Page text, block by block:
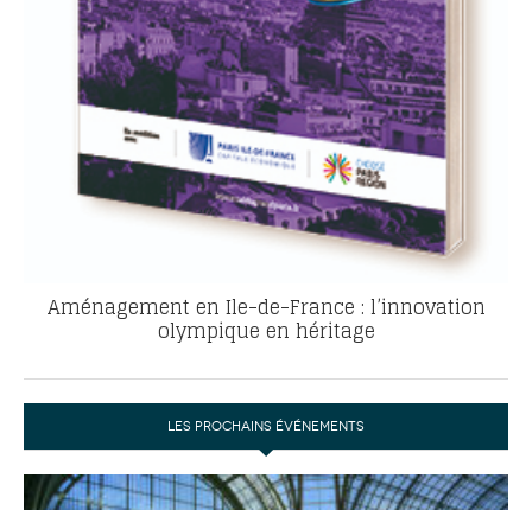
Aménagement en Ile-de-France : l’innovation
olympique en héritage
LES PROCHAINS ÉVÉNEMENTS